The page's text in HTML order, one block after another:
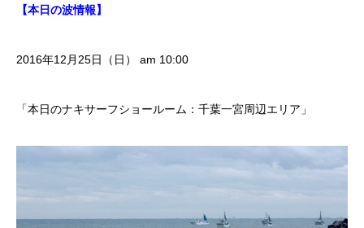
【本日の波情報】
2016年12月25日（日） am 10:00
「本日のナキサーフショールーム：千葉一宮周辺エリア」